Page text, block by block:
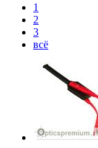
1
2
3
всё